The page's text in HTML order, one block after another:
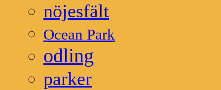
nöjesfält
Ocean Park
odling
parker